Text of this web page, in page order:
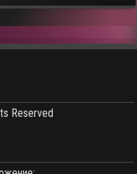
Reserved